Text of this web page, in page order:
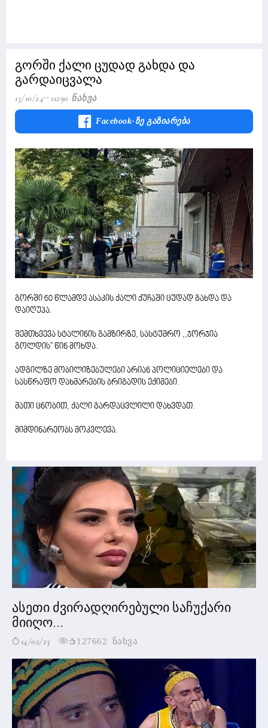
გორში ქალი ცუდად გახდა და
გარდაიცვალა
15/10/24 11290 Ნახვა
Facebook-Ზე Გაზიარება
გორში 60 წლამდე ასაკის ქალი ქუჩაში ცუდად გახდა და
დაიღუპა.
შემთხვევა სტალინის გამზირზე, სასტუმრო ,,ჯორჯია
გოლდის'' წინ მოხდა.
ადგილზე მობილიზებულები არიან პოლიციელები და
სასწრაფო დახმარების ბრიგადის ექიმები.
მათი ცნობით, ქალი გარდაცვლილი დახვდათ.
მიმდინარეობს მოკვლევა.
ასეთი ძვირადღირებული საჩუქარი
მიიღო...
14/02/23 127662 ნახვა